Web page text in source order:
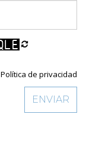
Política de privacidad